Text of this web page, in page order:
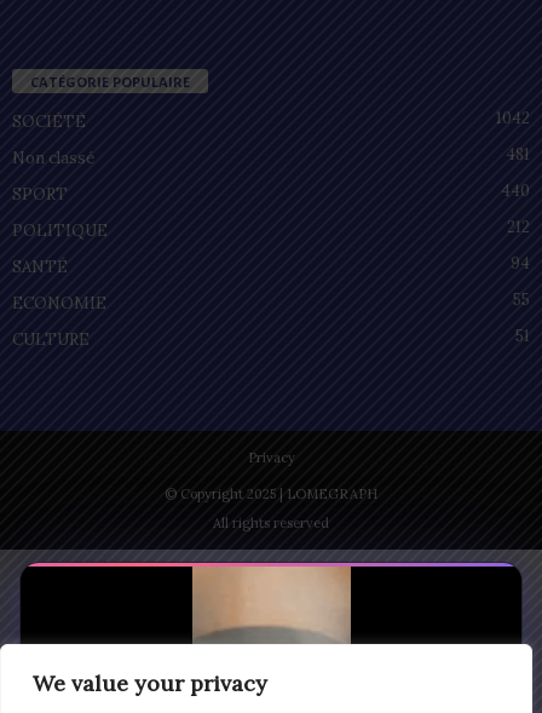
We value your privacy
CATÉGORIE POPULAIRE
SOCIÉTÉ
1042
Non classé
481
SPORT
440
POLITIQUE
212
SANTÉ
94
ECONOMIE
55
CULTURE
51
Privacy
© Copyright 2025 | LOMEGRAPH
All rights reserved